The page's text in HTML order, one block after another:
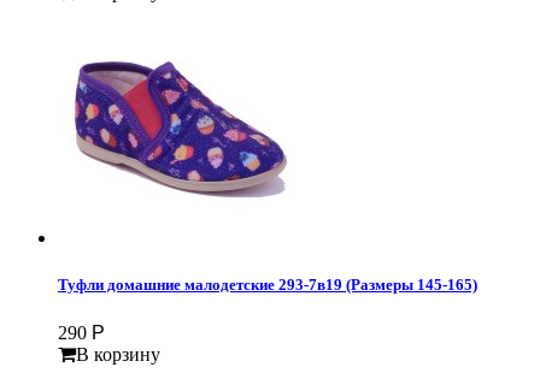
Туфли домашние малодетские 293-7в19 (Размеры 145-165)
290 Р
В корзину